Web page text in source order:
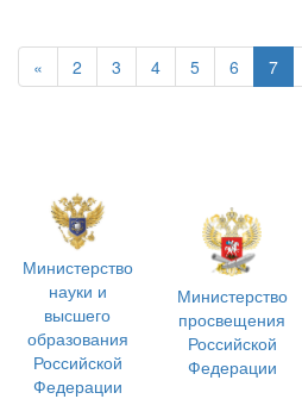
« 2 3 4 5 6 7
Министерство
науки и
высшего
образования
Российской
Федерации
Министерство
просвещения
Российской
Федерации